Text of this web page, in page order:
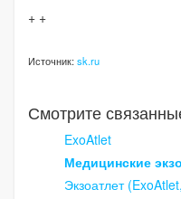
+ +
Источник:sk.ru
Смотрите
ExoAtlet
Медицинские
Экзоатлет